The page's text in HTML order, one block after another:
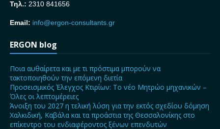
Τηλ.: 2310 841656
Email: info@ergon-consultants.gr
ERGON blog
Ποια αυθαίρετα και με τι πρόστιμα μπορούν να
τακτοποιηθούν την επόμενη διετία
Προσεισμικός Έλεγχος Κτιρίων: Το νέο Μητρώο μηχανικών –
Όλες οι λεπτομέρειες
Άνοιξη του 2027 η τελική λύση για την εκτός σχεδίου δόμηση
Χαλκιδική, Καβάλα και τα προάστια της Θεσσαλονίκης στο
επίκεντρο του ενδιαφέροντος ξένων επενδυτών